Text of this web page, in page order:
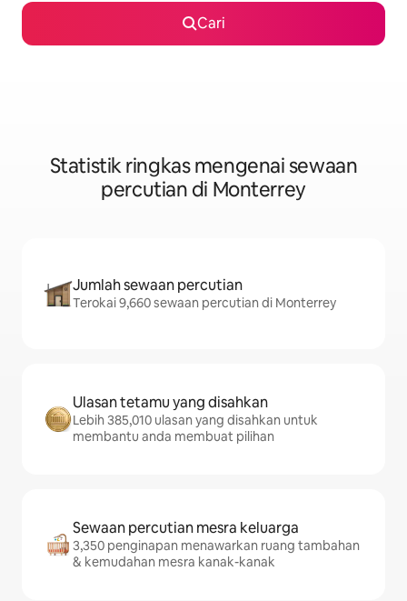
Cari
Statistik ringkas mengenai sewaan
percutian di Monterrey
Jumlah sewaan percutian
Terokai 9,660 sewaan percutian di Monterrey
Ulasan tetamu yang disahkan
Lebih 385,010 ulasan yang disahkan untuk
membantu anda membuat pilihan
Sewaan percutian mesra keluarga
3,350 penginapan menawarkan ruang tambahan
& kemudahan mesra kanak-kanak